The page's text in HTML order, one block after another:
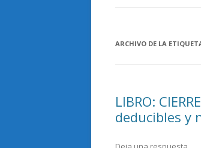
ARCHIVO DE LA
LIBRO:
deducibles y